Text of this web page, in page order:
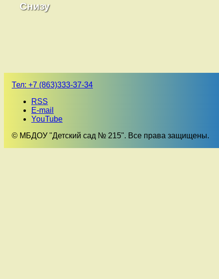
Снизу
Тел: +7 (863)333-37-34
RSS
E-mail
YouTube
© МБДОУ "Детский сад № 215". Все права защищены.